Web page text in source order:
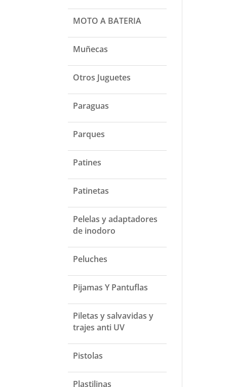
MOTO A BATERIA
Muñecas
Otros Juguetes
Paraguas
Parques
Patines
Patinetas
Pelelas y adaptadores
de inodoro
Peluches
Pijamas Y Pantuflas
Piletas y salvavidas y
trajes anti UV
Pistolas
Plastilinas